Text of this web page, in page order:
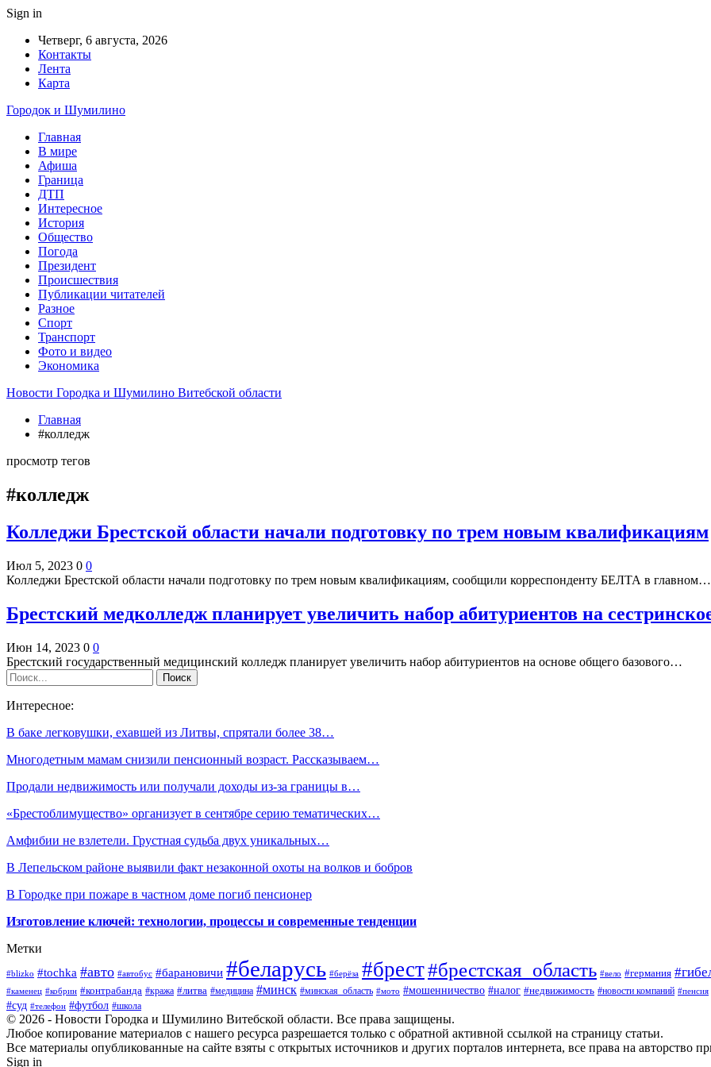
Sign in
Четверг, 6 августа, 2026
Контакты
Лента
Карта
Городок и Шумилино
Главная
В мире
Афиша
Граница
ДТП
Интересное
История
Общество
Погода
Президент
Происшествия
Публикации читателей
Разное
Спорт
Транспорт
Фото и видео
Экономика
Новости Городка и Шумилино Витебской области
Главная
#колледж
просмотр тегов
#колледж
Колледжи Брестской области начали подготовку по трем новым квалификациям
Июл 5, 2023 0 0
Колледжи Брестской области начали подготовку по трем новым квалификациям, сообщили корреспонденту БЕЛТА в главном…
Брестский медколледж планирует увеличить набор абитуриентов на
Июн 14, 2023 0 0
Брестский государственный медицинский колледж планирует увеличить набор абитуриентов на основе общего базового…
Интересное:
В баке легковушки, ехавшей из Литвы, спрятали более 38…
Многодетным мамам снизили пенсионный возраст. Рассказываем…
Продали недвижимость или получали доходы из-за границы в…
«Брестоблимущество» организует в сентябре серию тематических…
Амфибии не взлетели. Грустная судьба двух уникальных…
В Лепельском районе выявили факт незаконной охоты на волков и бобров
В Городке при пожаре в частном доме погиб пенсионер
Изготовление ключей: технологии, процессы и современные тенденции
Метки
#blizko #tochka #авто #автобус #барановичи #беларусь #берёза #брест#брестская_область #вело #германия
#каменец #кобрин #контрабанда #кража #литва #медицина #минск #минская_область #мото #мошенничество #налог #недвижимость #новости компаний #пенсия
#суд #телефон #футбол #школа
© 2026 - Новости Городка и Шумилино Витебской области. Все права защищены.
Любое копирование материалов с нашего ресурса разрешается только с обратной активной ссылкой на страницу статьи.
Все материалы опубликованные на сайте взяты с открытых источников и других порталов интернета, все права на авторство
Sign in